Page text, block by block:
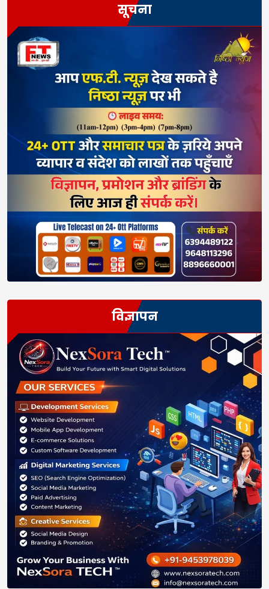
सूचना
विज्ञापन